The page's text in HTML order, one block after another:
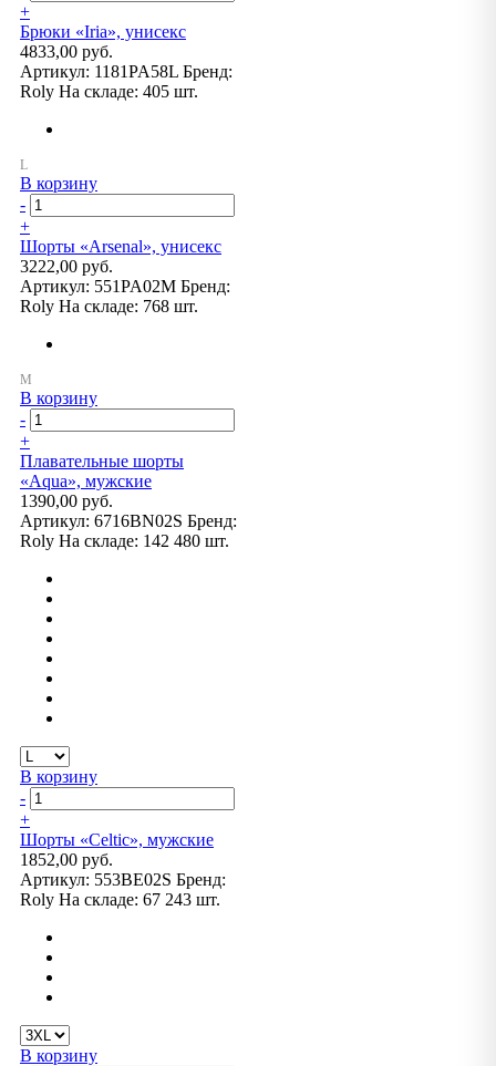
+
Брюки «Iria», унисекс
4833,00 руб.
Артикул: 1181PA58L Бренд:
Roly На складе: 405 шт.
В корзину
-
+
Шорты «Arsenal», унисекс
3222,00 руб.
Артикул: 551PA02M Бренд:
Roly На складе: 768 шт.
В корзину
-
+
Плавательные шорты
«Aqua», мужские
1390,00 руб.
Артикул: 6716BN02S Бренд:
Roly На складе: 142 480 шт.
В корзину
-
+
Шорты «Celtic», мужские
1852,00 руб.
Артикул: 553BE02S Бренд:
Roly На складе: 67 243 шт.
В корзину